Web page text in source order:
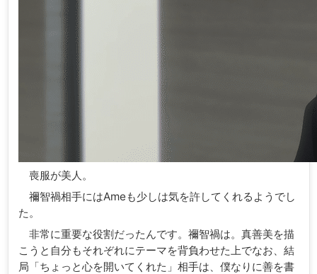
喪服が美人。
禰智禍相手にはAmeも少しは気を許してくれるようでし
た。
非常に重要な役割だったんです。禰智禍は。真善美を描
こうと自分もそれぞれにテーマを背負わせた上でなお、結
局「ちょっと心を開いてくれた」相手は、僕なりに善を書